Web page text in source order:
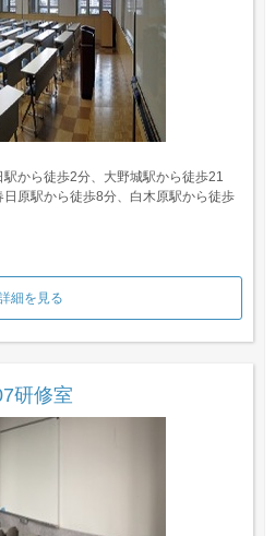
から徒歩2分、大野城駅から徒歩21
原駅から徒歩8分、白木原駅から徒歩
細を見る
研修室